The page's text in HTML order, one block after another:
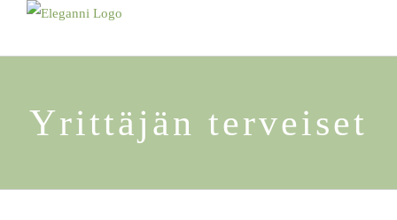
Yrittäjän terveiset